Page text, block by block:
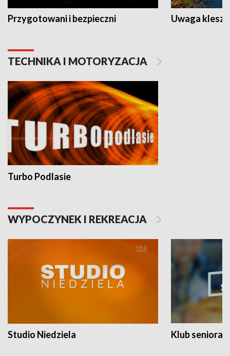
Przygotowani i bezpieczni Uwaga
TECHNIKA I MOTORYZACJA
Turbo Podlasie
WYPOCZYNEK I REKREACJA
Studio Niedziela Klub seniora